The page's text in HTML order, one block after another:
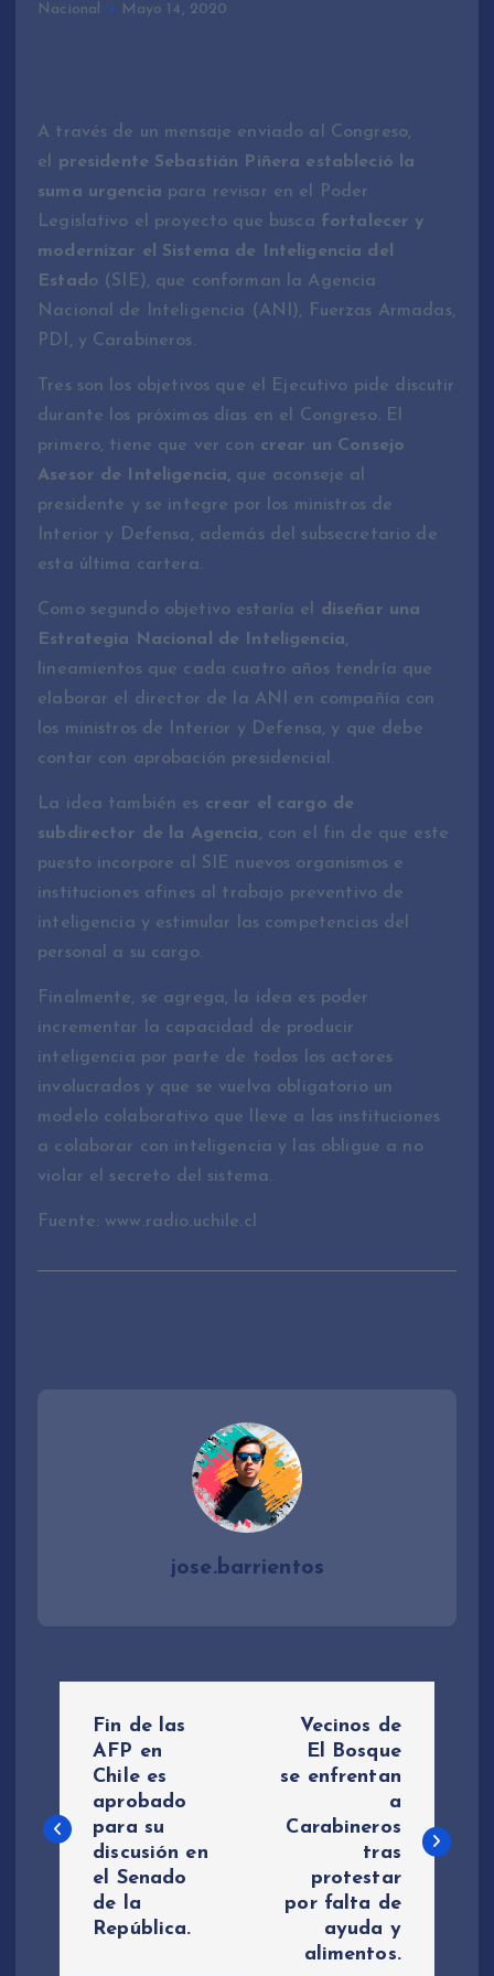
Nacional Mayo 14, 2020
A través de un mensaje enviado al Congreso,
el presidente Sebastián Piñera estableció la
suma urgencia para revisar en el Poder
Legislativo el proyecto que busca fortalecer y
modernizar el Sistema de Inteligencia del
Estad o (SIE), que conforman la Agencia
Nacional de Inteligencia (ANI), Fuerzas Armadas,
PDI, y Carabineros.
Tres son los objetivos que el Ejecutivo pide discutir
durante los próximos días en el Congreso. El
primero, tiene que ver con crear un Consejo
Asesor de Inteligencia, que aconseje al
presidente y se integre por los ministros de
Interior y Defensa, además del subsecretario de
esta última cartera.
Como segundo objetivo estaría el
diseñar una
Estrategia Nacional de Inteligencia,
lineamientos que cada cuatro años tendría que
elaborar el director de la ANI en compañía con
los ministros de Interior y Defensa, y que debe
contar con aprobación presidencial.
La idea también es crear el cargo de
subdirector de la Agencia, con el fin de que este
puesto incorpore al SIE nuevos organismos e
instituciones afines al trabajo preventivo de
inteligencia y estimular las competencias del
personal a su cargo.
Finalmente, se agrega, la idea es poder
incrementar la capacidad de producir
inteligencia por parte de todos los actores
involucrados y que se vuelva obligatorio un
modelo colaborativo que lleve a las instituciones
a colaborar con inteligencia y las obligue a no
violar el secreto del sistema.
Fuente: www.radio.uchile.cl
jose.barrientos
v
Fin de las
AFP en
Chile es
aprobado
para su
discusión en
el Senado
de la
República.
Vecinos de
El Bosque
se enfrentan
a
Carabineros
tras
protestar
por falta de
ayuda y
alimentos.